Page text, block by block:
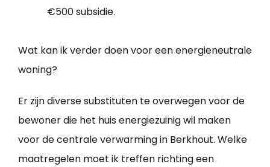
€500 subsidie.
Wat kan ik verder doen voor een energieneutrale
woning?
Er zijn diverse substituten te overwegen voor de
bewoner die het huis energiezuinig wil maken
voor de centrale verwarming in Berkhout. Welke
maatregelen moet ik treffen richting een